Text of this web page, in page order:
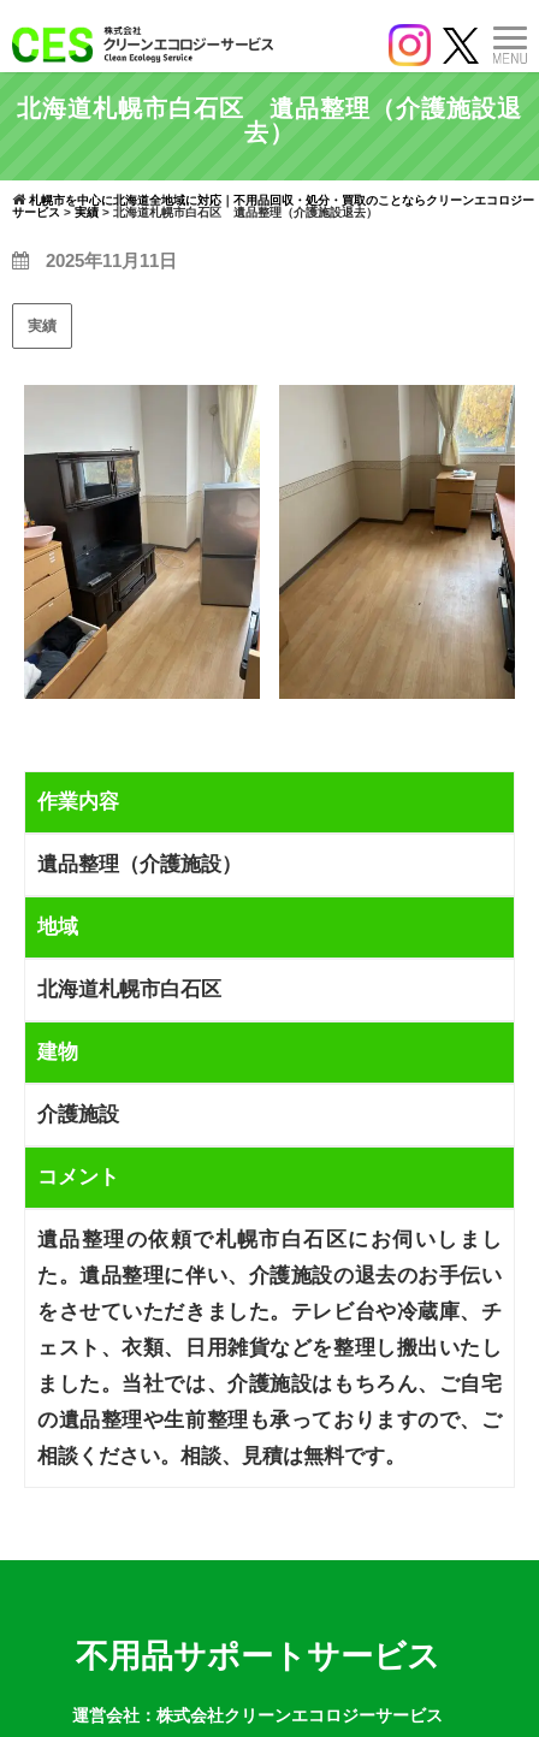
北海道札幌市白石区 遺品整理（介護施設退
去）
札幌市を中心に北海道全地域に対応｜不用品回収・処分・買取のことならクリーンエコロジー
サービス > 実績 > 北海道札幌市白石区 遺品整理（介護施設退去）
2025年11月11日
実績
作業内容
遺品整理（介護施設）
地域
北海道札幌市白石区
建物
介護施設
コメント
遺品整理の依頼で札幌市白石区にお伺いしまし
た。遺品整理に伴い、介護施設の退去のお手伝い
をさせていただきました。テレビ台や冷蔵庫、チ
ェスト、衣類、日用雑貨などを整理し搬出いたし
ました。当社では、介護施設はもちろん、ご自宅
の遺品整理や生前整理も承っておりますので、ご
相談ください。相談、見積は無料です。
不用品サポートサービス
運営会社：株式会社クリーンエコロジーサービス